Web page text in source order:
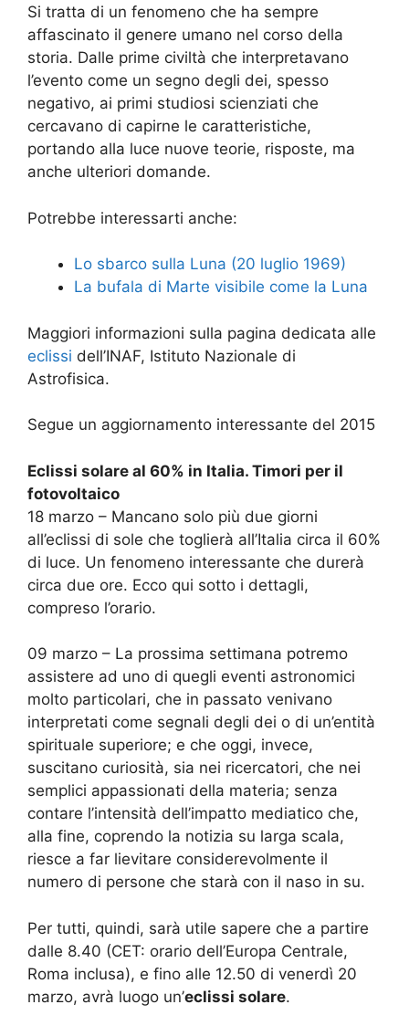
Si tratta di un fenomeno che ha sempre
affascinato il genere umano nel corso della
storia. Dalle prime civiltà che interpretavano
l’evento come un segno degli dei, spesso
negativo, ai primi studiosi scienziati che
cercavano di capirne le caratteristiche,
portando alla luce nuove teorie, risposte, ma
anche ulteriori domande.
Potrebbe interessarti anche:
Lo sbarco sulla Luna (20 luglio 1969)
La bufala di Marte visibile come la Luna
Maggiori informazioni sulla pagina dedicata alle
eclissi dell’INAF, Istituto Nazionale di
Astrofisica.
Segue un aggiornamento interessante del 2015
Eclissi solare al 60% in Italia. Timori per il
fotovoltaico
18 marzo – Mancano solo più due giorni
all’eclissi di sole che toglierà all’Italia circa il 60%
di luce. Un fenomeno interessante che durerà
circa due ore. Ecco qui sotto i dettagli,
compreso l’orario.
09 marzo – La prossima settimana potremo
assistere ad uno di quegli eventi astronomici
molto particolari, che in passato venivano
interpretati come segnali degli dei o di un’entità
spirituale superiore; e che oggi, invece,
suscitano curiosità, sia nei ricercatori, che nei
semplici appassionati della materia; senza
contare l’intensità dell’impatto mediatico che,
alla fine, coprendo la notizia su larga scala,
riesce a far lievitare considerevolmente il
numero di persone che starà con il naso in su.
Per tutti, quindi, sarà utile sapere che a partire
dalle 8.40 (CET: orario dell’Europa Centrale,
Roma inclusa), e fino alle 12.50 di venerdì 20
marzo, avrà luogo un’eclissi solare.